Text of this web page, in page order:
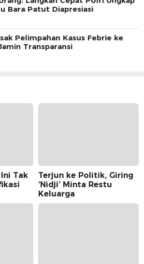
Bara Patut Diapresiasi
Pelimpahan Kasus Febrie ke
Transparansi
Tak
Terjun ke Politik, Giring
‘Nidji’ Minta Restu
Keluarga